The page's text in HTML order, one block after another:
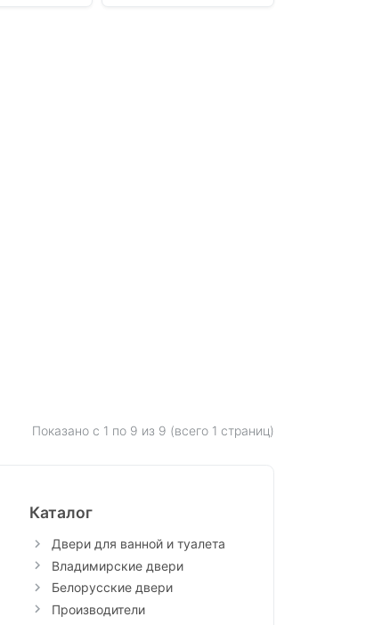
Показано с 1 по 9 из 9 (всего 1 страниц)
Каталог
Двери для ванной и туалета
Владимирские двери
Белорусские двери
Производители